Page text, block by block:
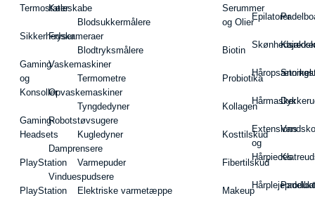
Termostater
Sikkerhedskameraer
Gaming
og
Konsoller
Gaming-
Headsets
PlayStation
PlayStation
Køleskabe
Fryser
Vaskemaskiner
Opvaskemaskiner
Robotstøvsugere
Damprensere
Vinduespudsere
Blodsukkermålere
Blodtryksmålere
Termometre
Tyngdedyner
Kugledyner
Varmepuder
Elektriske varmetæppe
Serummer
og Olier
Biotin
Probiotika
Kollagen
Kosttilskud
Fibertilskud
Makeup
Epilatorer
Hårmasker
Extensions
og
Hårpieces
Vandsko